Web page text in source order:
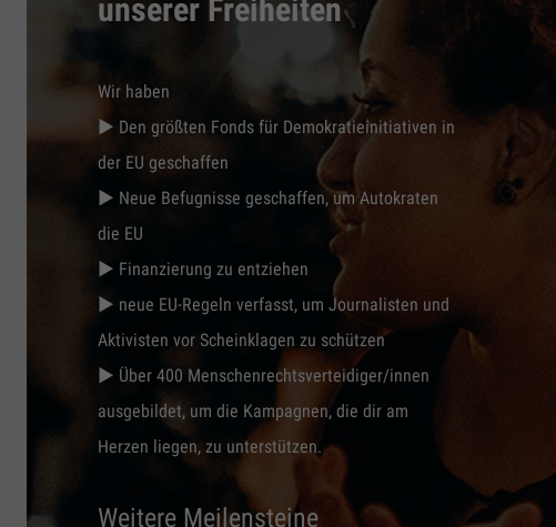
unserer Freiheiten
Wir haben
► Den größten Fonds für Demokratieinitiativen in
der EU geschaffen
► Neue Befugnisse geschaffen, um Autokraten
die EU
► Finanzierung zu entziehen
► neue EU-Regeln verfasst, um Journalisten und
Aktivisten vor Scheinklagen zu schützen
► Über 400 Menschenrechtsverteidiger/innen
ausgebildet, um die Kampagnen, die dir am
Herzen liegen, zu unterstützen.
Weitere Meilensteine